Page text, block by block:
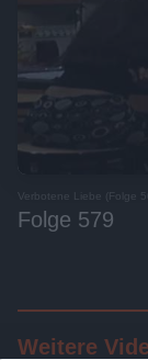
Verbotene Liebe (Folge
Folge 579
Weitere